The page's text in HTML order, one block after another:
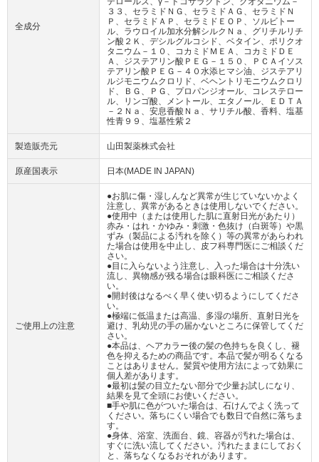
全成分
３３、セラミドＮＧ、セラミドＡＧ、セラミドＮ
Ｐ、セラミドＡＰ、セラミドＥＯＰ、ソルビトー
ル、ラウロイル加水分解シルクＮａ、グリチルリチ
ン酸２Ｋ、デシルグルコシド、ベタイン、ポリクオ
タニウム－１０、コカミドＭＥＡ、コカミドＤＥ
Ａ、ジステアリン酸ＰＥＧ－１５０、ＰＣＡイソス
テアリン酸ＰＥＧ－４０水添ヒマシ油、ジステアリ
ルジモニウムクロリド、ベヘントリモニウムクロリ
ド、ＢＧ、ＰＧ、プロパンジオール、コレステロー
ル、リンゴ酸、メントール、エタノール、ＥＤＴＡ
－２Ｎａ、安息香酸Ｎａ、サリチル酸、香料、塩基
性青９９、塩基性紫２
製造販売元 山田製薬株式会社
原産国表示 日本(MADE IN JAPAN)
ご使用上の注意
●お肌に傷・湿しんなど異常が生じていないかよく
注意し、異常があるときは使用しないでください。
●使用中（または使用した肌に直射日光があたり）
赤み・はれ・かゆみ・刺激・色抜け（白斑等）や黒
ずみ（製品による汚れを除く）等の異常があらわれ
た場合は使用を中止し、皮フ科専門医にご相談くだ
さい。
●目に入らないよう注意し、入った場合は十分洗い
流し、異物感が残る場合は眼科医にご相談くださ
い。
●開封後はなるべく早く使い切るようにしてくださ
い。
●極端に低温または高温、多湿の場所、直射日光を
避け、乳幼児の手の届かないところに保管してくだ
さい。
●本品は、ヘアカラー後の髪の色持ちを良くし、褪
色を抑えるための商品です。本品で髪が明るくなる
ことはありません。髪質や使用方法によって効果に
個人差があります。
●最初は髪の目立たない部分で少量お試しになり、
結果を見て全頭にお使いください。
■手や肌に色がついた場合は、石けんでよく洗って
ください。落ちにくい場合でも数日で自然に落ちま
す。
●身体、浴室、洗面台、鏡、容器が汚れた場合は、
すぐに洗い流してください。汚れたままにしておく
と、落ちなくなるおそれがあります。